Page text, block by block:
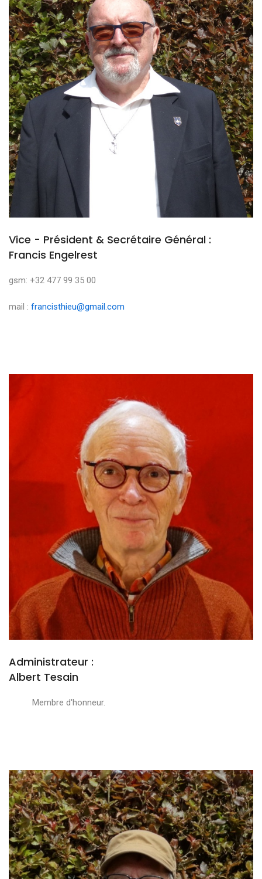
Vice - Président & Secrétaire Général :
Francis Engelrest
gsm: +32 477 99 35 00
mail : francisthieu@gmail.com
Administrateur :
Albert Tesain
Membre d'honneur.